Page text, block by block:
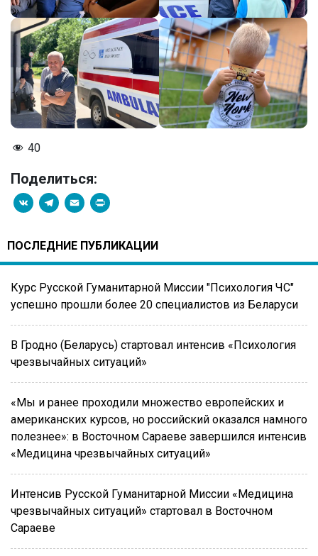
40
Поделиться:
VK Telegram
Email
ПОСЛЕДНИЕ ПУБЛИКАЦИИ
Курс Русской Гуманитарной Миссии "Психология ЧС"
успешно прошли более 20 специалистов из Беларуси
В Гродно (Беларусь) стартовал интенсив «Психология
чрезвычайных ситуаций»
«Мы и ранее проходили множество европейских и
американских курсов, но российский оказался намного
полезнее»: в Восточном Сараеве завершился интенсив
«Медицина чрезвычайных ситуаций»
Интенсив Русской Гуманитарной Миссии «Медицина
чрезвычайных ситуаций» стартовал в Восточном
Сараеве